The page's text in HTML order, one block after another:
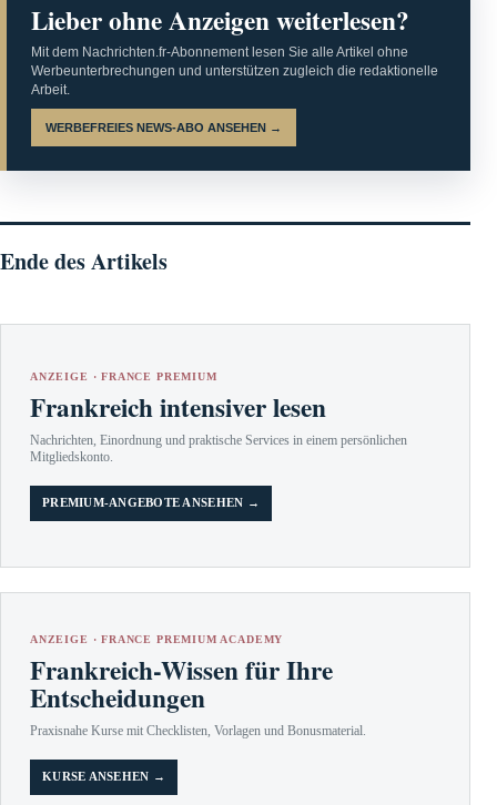
Lieber ohne Anzeigen weiterlesen?
Mit dem Nachrichten.fr-Abonnement lesen Sie alle Artikel ohne
Werbeunterbrechungen und unterstützen zugleich die redaktionelle
Arbeit.
WERBEFREIES NEWS-ABO ANSEHEN →
Ende des Artikels
ANZEIGE · FRANCE PREMIUM
Frankreich intensiver lesen
Nachrichten, Einordnung und praktische Services in einem persönlichen
Mitgliedskonto.
PREMIUM-ANGEBOTE ANSEHEN →
ANZEIGE · FRANCE PREMIUM ACADEMY
Frankreich-Wissen für Ihre
Entscheidungen
Praxisnahe Kurse mit Checklisten, Vorlagen und Bonusmaterial.
KURSE ANSEHEN →